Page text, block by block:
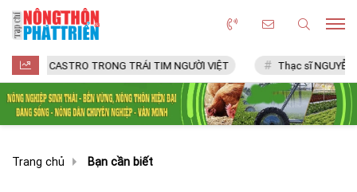
TRONG TRÁI TIM NGƯỜI VIỆT Thạc sĩ NGUYỄN VĂN CHÍ
Trang chủ Bạn cần biết